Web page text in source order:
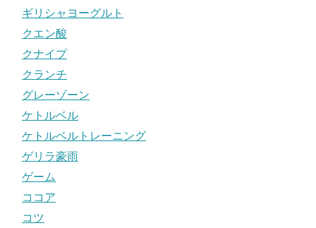
ギリシャヨーグルト
クエン酸
クナイプ
クランチ
グレーゾーン
ケトルベル
ケトルベルトレーニング
ゲリラ豪雨
ゲーム
ココア
コツ